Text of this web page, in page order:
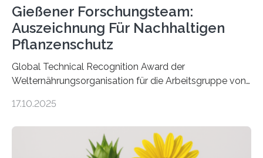
Gießener Forschungsteam:
Auszeichnung Für Nachhaltigen
Pflanzenschutz
Global Technical Recognition Award der
Welternährungsorganisation für die Arbeitsgruppe von
Insektenbiotechnologie der JLU Insekten spielen eine
aber Krankheiten übertragen und der Landwirtschaft
und dem Gartenbau erhebliche Schäden zufügen. Es ist
17.10.2025